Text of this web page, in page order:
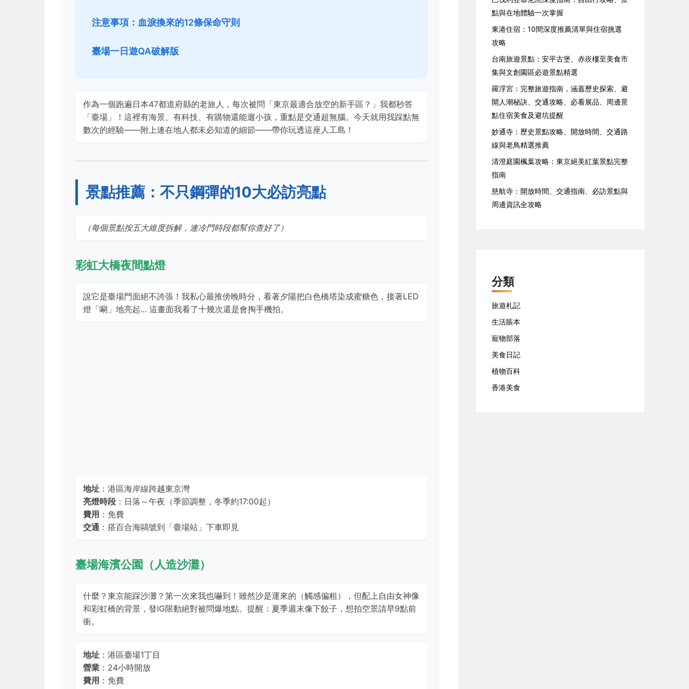
注意事項：血淚換來的12條保命守則
臺場一日遊QA破解版
作為一個跑遍日本47都道府縣的老旅人，每次被問「東京最適合放空的新手區？」我都秒答
「臺場」！這裡有海景、有科技、有購物還能遛小孩，重點是交通超無腦。今天就用我踩點無
數次的經驗——附上連在地人都未必知道的細節——帶你玩透這座人工島！
景點推薦：不只鋼彈的10大必訪亮點
（每個景點按五大維度拆解，連冷門時段都幫你查好了）
彩虹大橋夜間點燈
說它是臺場門面絕不誇張！我私心最推傍晚時分，看著夕陽把白色橋塔染成蜜糖色，接著LED
燈「唰」地亮起... 這畫面我看了十幾次還是會掏手機拍。
地址 ：港區海岸線跨越東京灣
亮燈時段 ：日落～午夜（季節調整，冬季約17:00起）
費用 ：免費
交通 ：搭百合海鷗號到「臺場站」下車即見
臺場海濱公園（人造沙灘）
什麼？東京能踩沙灘？第一次來我也嚇到！雖然沙是運來的（觸感偏粗），但配上自由女神像
和彩虹橋的背景，發IG限動絕對被問爆地點。提醒：夏季週末像下餃子，想拍空景請早9點前
衝。
地址 ：港區臺場1丁目
營業 ：24小時開放
費用 ：免費
點與在地體驗一次掌握
東港住宿：10間深度推薦清單與住宿挑選
攻略
台南旅遊景點：安平古堡、赤崁樓至美食市
集與文創園區必遊景點精選
羅浮宮：完整旅遊指南，涵蓋歷史探索、避
開人潮秘訣、交通攻略、必看展品、周邊景
點住宿美食及避坑提醒
妙通寺：歷史景點攻略、開放時間、交通路
線與老鳥精選推薦
清澄庭園楓葉攻略：東京絕美紅葉景點完整
指南
慈航寺：開放時間、交通指南、必訪景點與
周邊資訊全攻略
分類
旅遊札記
生活賬本
寵物部落
美食日記
植物百科
香港美食